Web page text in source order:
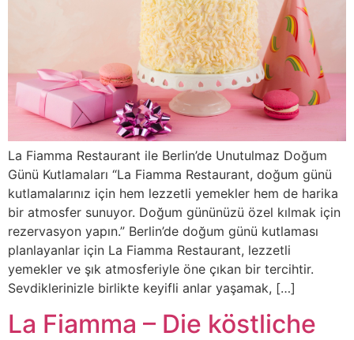
La Fiamma Restaurant ile Berlin’de Unutulmaz Doğum
Günü Kutlamaları “La Fiamma Restaurant, doğum günü
kutlamalarınız için hem lezzetli yemekler hem de harika
bir atmosfer sunuyor. Doğum gününüzü özel kılmak için
rezervasyon yapın.” Berlin’de doğum günü kutlaması
planlayanlar için La Fiamma Restaurant, lezzetli
yemekler ve şık atmosferiyle öne çıkan bir tercihtir.
Sevdiklerinizle birlikte keyifli anlar yaşamak, […]
La Fiamma – Die köstliche